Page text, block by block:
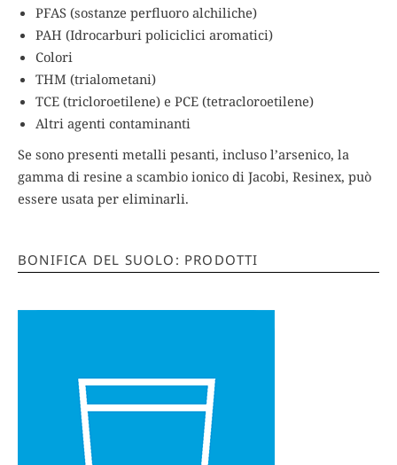
PFAS (sostanze perfluoro alchiliche)
PAH (Idrocarburi policiclici aromatici)
Colori
THM (trialometani)
TCE (tricloroetilene) e PCE (tetracloroetilene)
Altri agenti contaminanti
Se sono presenti metalli pesanti, incluso l’arsenico, la
gamma di resine a scambio ionico di Jacobi, Resinex, può
essere usata per eliminarli.
BONIFICA DEL SUOLO: PRODOTTI